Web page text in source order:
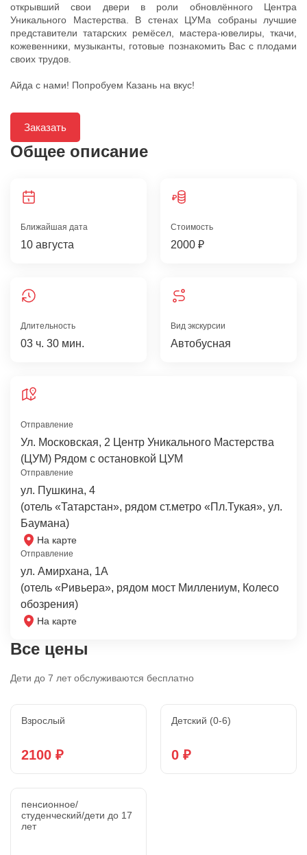
открывший свои двери в роли обновлённого Центра
Уникального Мастерства. В стенах ЦУМа собраны лучшие
представители татарских ремёсел, мастера-ювелиры, ткачи,
кожевенники, музыканты, готовые познакомить Вас с плодами
своих трудов.
Айда с нами! Попробуем Казань на вкус!
Заказать
Общее описание
Ближайшая дата
10 августа
Стоимость
2000 ₽
Длительность
03 ч. 30 мин.
Отправление
Ул. Московская, 2 Центр Уникального Мастерства
(ЦУМ) Рядом с остановкой ЦУМ
Отправление
ул. Пушкина, 4
(отель «Татарстан», рядом ст.метро «Пл.Тукая», ул.
Баумана)
На карте
Отправление
ул. Амирхана, 1А
(отель «Ривьера», рядом мост Миллениум, Колесо
обозрения)
На карте
Вид экскурсии
Автобусная
Все цены
Дети до 7 лет обслуживаются бесплатно
Взрослый
2100 ₽
Детский (0-6)
0 ₽
пенсионное/
студенческий/дети до 17
лет